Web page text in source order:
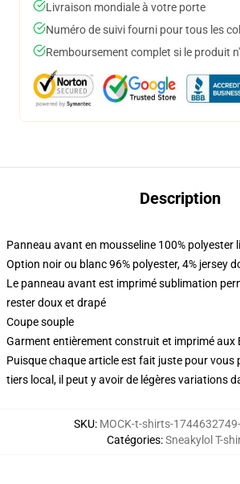
Livraison mondiale à votre porte
Numéro de suivi fourni pour tous les
Remboursement complet si le produit
Description
Panneau avant en mousseline 100% polyester
Option noir ou blanc 96% polyester, 4% jersey
Le panneau avant est imprimé sublimation
rester doux et drapé
Coupe souple
Garment entièrement construit et imprimé aux
Puisque chaque article est fait juste pour vous
tiers local, il peut y avoir de légères variations
SKU: MOCK-t-shirts-1744632749-
Catégories:Sneakylol T-